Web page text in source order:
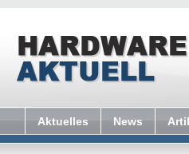
Aktuelles News